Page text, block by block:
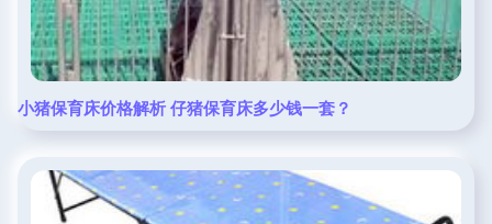
小猪保育床价格解析 仔猪保育床多少钱一套？